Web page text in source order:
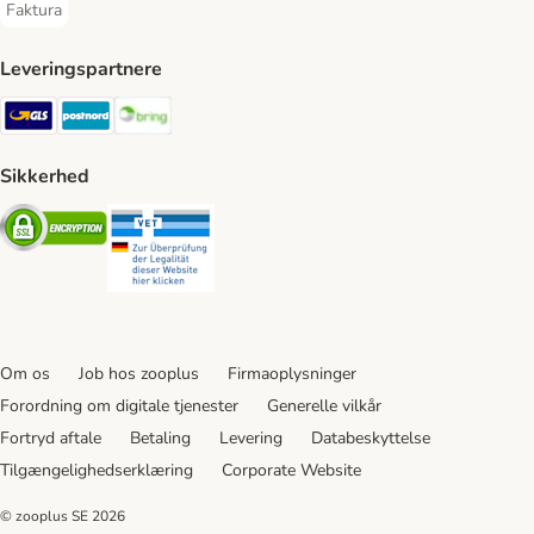
Faktura
Faktura Payment Method
Leveringspartnere
GLS Shipping Method
Postnord Shipping Method
Sikkerhed
Security
Om os Job hos zooplus
Firmaoplysninger
Forordning om digitale tjenester
Generelle vilkår
Fortryd aftale
Betaling Levering
Databeskyttelse
Tilgængelighedserklæring
Corporate Website
© zooplus SE 2026